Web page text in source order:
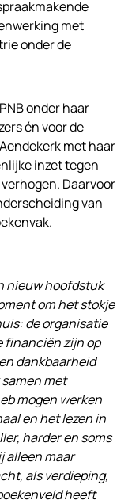
met
onder de
onder haar
én voor de
met haar
inzet tegen
Daarvoor
van
nieuw hoofdstuk
om het stokje
de organisatie
financiën zijn op
dankbaarheid
met
mogen werken
en het lezen in
harder en soms
alleen maar
als verdieping,
heeft